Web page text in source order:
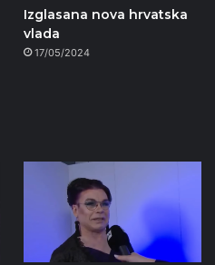
Izglasana nova hrvatska
vlada
17/05/2024